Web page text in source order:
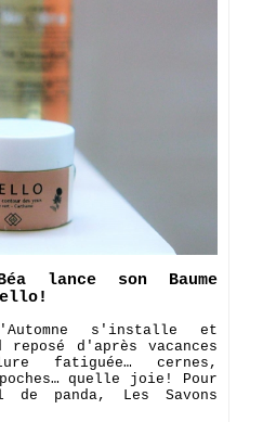
lance son Baume
s'installe et
d'après vacances
fatiguée… cernes,
quelle joie! Pour
panda, Les Savons